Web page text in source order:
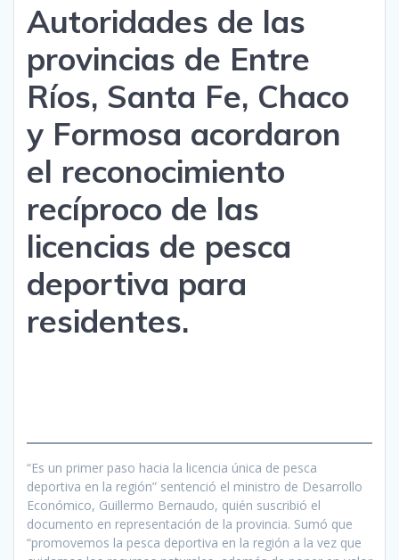
Autoridades de las
provincias de Entre
Ríos, Santa Fe, Chaco
y Formosa acordaron
el reconocimiento
recíproco de las
licencias de pesca
deportiva para
residentes.
“Es un primer paso hacia la licencia única de pesca
deportiva en la región” sentenció el ministro de Desarrollo
Económico, Guillermo Bernaudo, quién suscribió el
documento en representación de la provincia. Sumó que
“promovemos la pesca deportiva en la región a la vez que